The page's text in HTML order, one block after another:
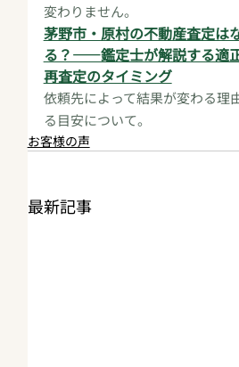
変わりません。
茅野市・原村の不動産査定は
る？——鑑定士が解説する適
再査定のタイミング
依頼先によって結果が変わる理
る目安について。
お客様の声
最新記事